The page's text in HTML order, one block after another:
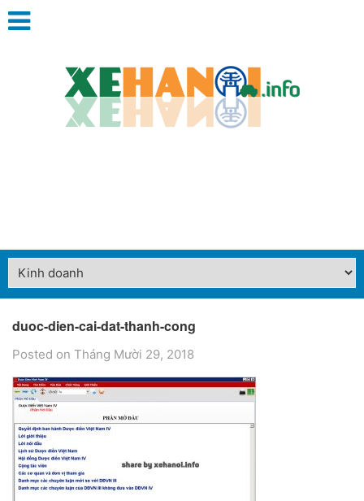
duoc-dien-cai-dat-thanh-cong
Posted on Tháng Mười 29, 2018